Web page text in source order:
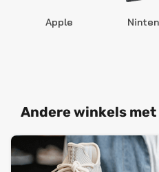
Apple
Andere winkels